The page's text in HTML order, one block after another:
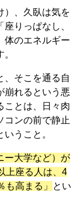
）、久臥は気を
りっぱなし、
体のエネルギー
、そこを通る自
崩れるという悪
ことは、日々肉
コンの前で静止
うこと。
ー大学など）が
上座る人は、4
高まる」
とい